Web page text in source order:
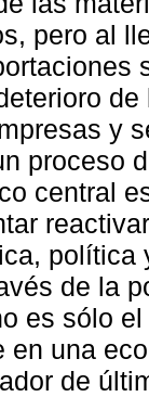
pero al
y
proceso
central
de la
es sólo
en una
de